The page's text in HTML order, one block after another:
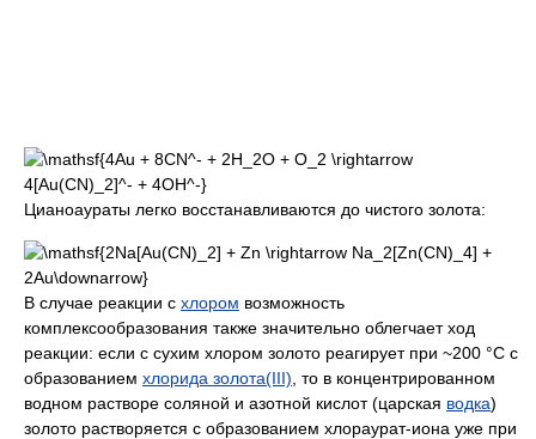
Цианоаураты легко восстанавливаются до чистого золота:
В случае реакции с хлором возможность
комплексообразования также значительно облегчает ход
реакции: если с сухим хлором золото реагирует при ~200 °C с
образованием хлорида золота(III) , то в концентрированном
водном растворе соляной и азотной кислот (царская водка)
золото растворяется с образованием хлораурат-иона уже при